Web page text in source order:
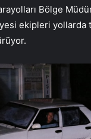
Bölge
ekipleri yollarda